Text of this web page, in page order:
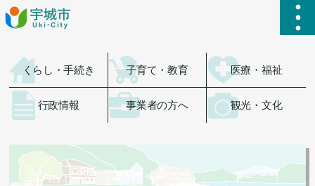
ハ
くらし・手続き 子育て・教育 医療・福祉
行政情報 事業者の方へ 観光・文化